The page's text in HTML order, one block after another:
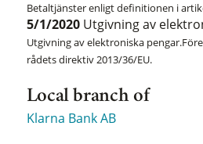
Betaltjänster enligt definitionen i
5/1/2020Utgivning av
Utgivning av elektroniska
rådets direktiv 2013/36/EU.
Local branch of
Klarna Bank AB